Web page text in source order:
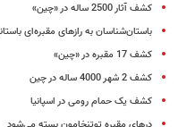
کشف آثار 2500 ساله در «چین»
باستان‌شناسان به رازهای مقبره‌ای
کشف 17 مقبره در «چین»
کشف 2 شهر 4000 ساله در چین
کشف یک حمام رومی در اسپانیا